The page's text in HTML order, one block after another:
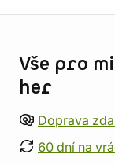
Vše pro
her
Doprava
60 dní na